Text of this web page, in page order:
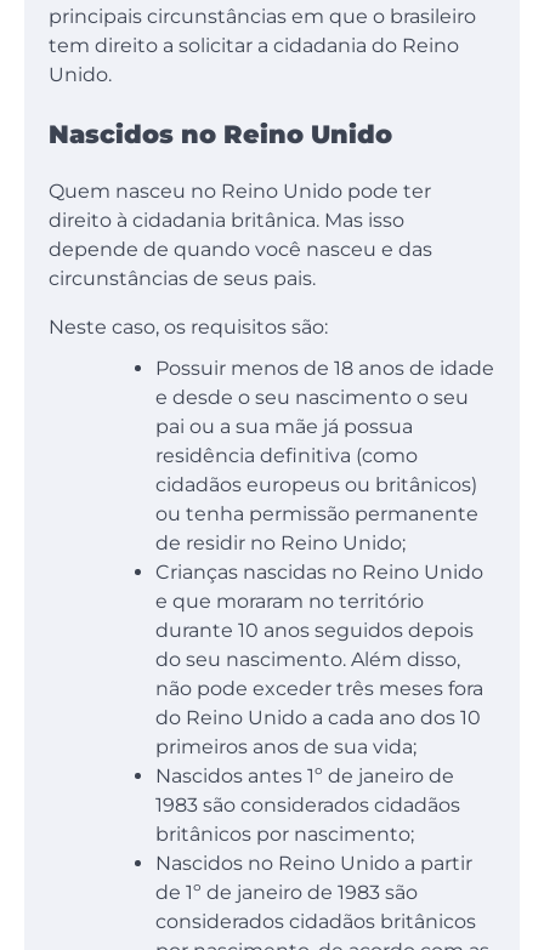
principais circunstâncias em que o brasileiro
tem direito a solicitar a cidadania do Reino
Unido.
Nascidos no Reino Unido
Quem nasceu no Reino Unido pode ter
direito à cidadania britânica. Mas isso
depende de quando você nasceu e das
circunstâncias de seus pais.
Neste caso, os requisitos são:
Possuir menos de 18 anos de idade
e desde o seu nascimento o seu
pai ou a sua mãe já possua
residência definitiva (como
cidadãos europeus ou britânicos)
ou tenha permissão permanente
de residir no Reino Unido;
Crianças nascidas no Reino Unido
e que moraram no território
durante 10 anos seguidos depois
do seu nascimento. Além disso,
não pode exceder três meses fora
do Reino Unido a cada ano dos 10
primeiros anos de sua vida;
Nascidos antes 1º de janeiro de
1983 são considerados cidadãos
britânicos por nascimento;
Nascidos no Reino Unido a partir
de 1º de janeiro de 1983 são
considerados cidadãos britânicos